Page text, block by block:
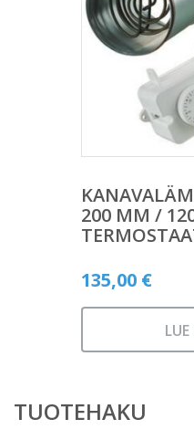
200 MM /
135,00 €
TUOTEHAKU